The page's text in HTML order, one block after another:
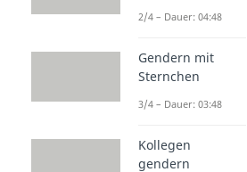
2/4 – Dauer: 04:48
Gendern mit
Sternchen
3/4 – Dauer: 03:48
Kollegen
gendern